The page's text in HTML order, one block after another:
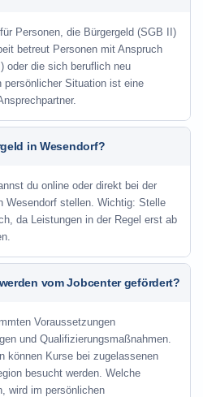
Personen, die Bürgergeld (SGB II)
betreut Personen mit Anspruch
oder die sich beruflich neu
Situation ist eine
in Wesendorf?
du online oder direkt bei der
Wesendorf stellen. Wichtig: Stelle
da Leistungen in der Regel erst ab
vom Jobcenter gefördert?
Voraussetzungen
und Qualifizierungsmaßnahmen.
können Kurse bei zugelassenen
besucht werden. Welche
wird im persönlichen